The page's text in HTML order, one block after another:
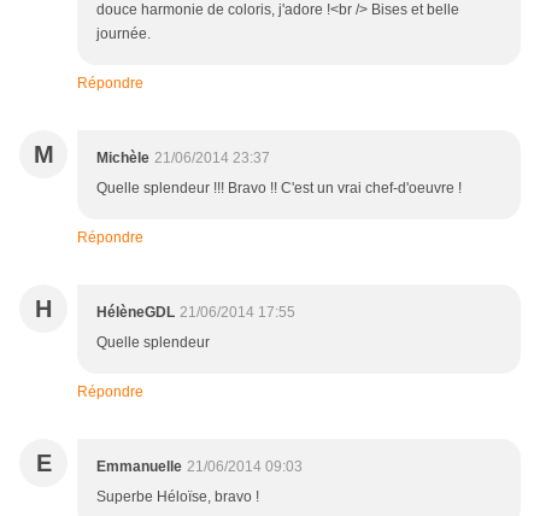
douce harmonie de coloris, j'adore !<br /> Bises et belle
journée.
Répondre
M Michèle 21/06/2014 23:37
Quelle splendeur !!! Bravo !! C'est un vrai chef-d'oeuvre !
Répondre
H HélèneGDL 21/06/2014 17:55
Quelle splendeur
Répondre
E Emmanuelle 21/06/2014 09:03
Superbe Héloïse, bravo !